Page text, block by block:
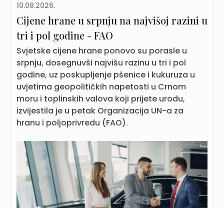
10.08.2026.
Cijene hrane u srpnju na najvišoj razini u
tri i pol godine - FAO
Svjetske cijene hrane ponovo su porasle u
srpnju, dosegnuvši najvišu razinu u tri i pol
godine, uz poskupljenje pšenice i kukuruza u
uvjetima geopolitičkih napetosti u Crnom
moru i toplinskih valova koji prijete urodu,
izvijestila je u petak Organizacija UN-a za
hranu i poljoprivredu (FAO).